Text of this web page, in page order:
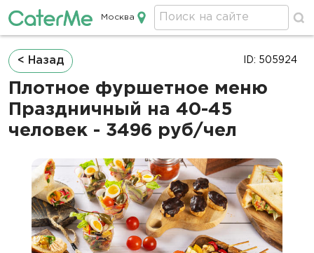
Кейтеринг в Москве
Москва
Строка
навигации
< Назад
Плотное фуршетное меню
Праздничный на 40-45
человек - 3496 руб/чел
ID: 505924